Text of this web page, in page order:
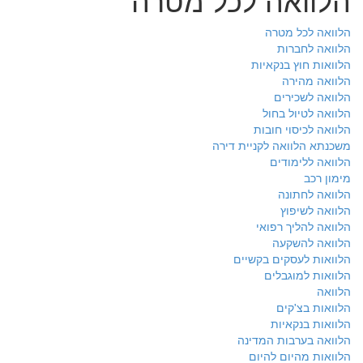
הלוואה לכל מטרה
הלוואה לחברות
הלוואות חוץ בנקאיות
הלוואה מהירה
הלוואה לשכירים
הלוואה לטיול בחול
הלוואה לכיסוי חובות
משכנתא הלוואה לקניית דירה
הלוואה ללימודים
מימון רכב
הלוואה לחתונה
הלוואה לשיפוץ
הלוואה להליך רפואי
הלוואה להשקעה
הלוואות לעסקים בקשיים
הלוואות למוגבלים
הלוואה
הלוואות בצ'קים
הלוואות בנקאיות
הלוואה בערבות המדינה
הלוואות מהיום להיום